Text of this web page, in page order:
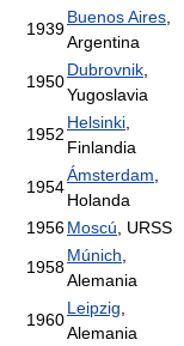
1939
Buenos Aires
Argentina
1950
Dubrovnik
Yugoslavia
1952
Helsinki
Finlandia
1954
Ámsterdam
Holanda
1956Moscú , URSS
1958
Múnich
Alemania
1960
Leipzig
Alemania